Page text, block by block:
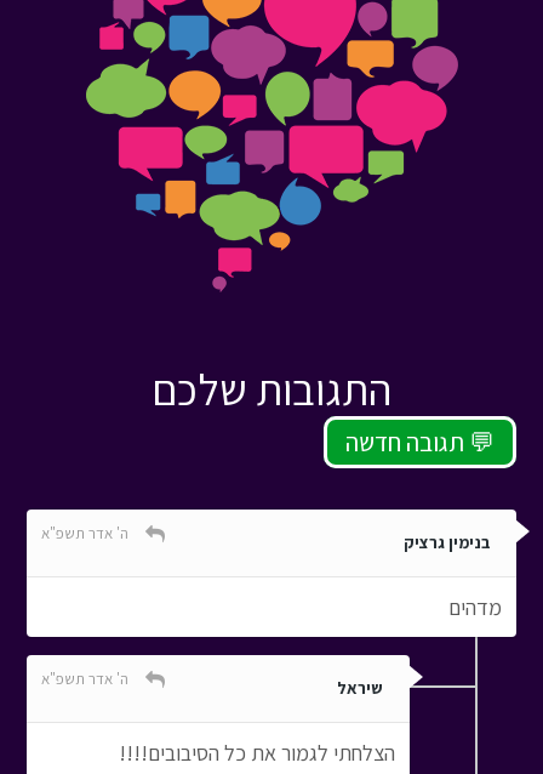
התגובות שלכם
תגובה חדשה 💬
בנימין גרציק ה' אדר תשפ"א
מדהים
שיראל ה' אדר תשפ"א
הצלחתי לגמור את כל הסיבובים!!!!